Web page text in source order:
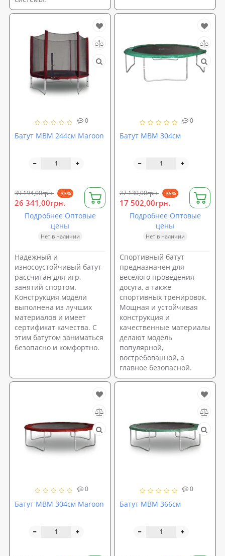
0
Батут MBM 244см Maroon
39 194,00грн. -33%
26 341,00грн.
Подробнее Оптовые
цены
Нет в наличии
Надежный и
износоустойчивый батут
рассчитан для игр,
занятий спортом.
Конструкция модели
выполнена из лучших
материалов и имеет
сертификат качества. С
этим батутом заниматься
безопасно и комфортно.
0
Батут MBM 304см
27 130,00грн. -35%
17 502,00грн.
Подробнее Оптовые
цены
Нет в наличии
Спортивный батут
предназначен для
веселого проведения
досуга, а также
спортивных тренировок.
Мощная и устойчивая
конструкция и
качественные материалы
делают модель
популярной,
востребованной, а
главное безопасной.
0
Батут MBM 304см Maroon
0
Батут MBM 366см